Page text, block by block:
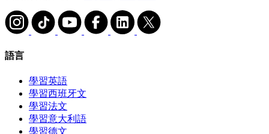
語言
學習英語
學習西班牙文
學習法文
學習意大利語
學習德文